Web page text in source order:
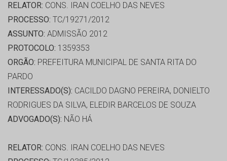
RELATOR: CONS. IRAN COELHO DAS NEVES
PROCESSO: TC/19271/2012
ASSUNTO: ADMISSÃO 2012
PROTOCOLO: 1359353
ORGÃO: PREFEITURA MUNICIPAL DE SANTA RITA DO
PARDO
INTERESSADO(S): CACILDO DAGNO PEREIRA, DONIELTO
RODRIGUES DA SILVA, ELEDIR BARCELOS DE SOUZA
ADVOGADO(S): NÃO HÁ
RELATOR: CONS. IRAN COELHO DAS NEVES